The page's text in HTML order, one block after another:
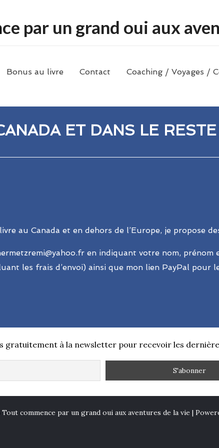
par un grand oui aux
Bonus au livre Contact Coaching / Voyages /
ET DANS LE
au Canada et en dehors de l’Europe, je propose
en indiquant votre nom, prénom
les frais d’envoi) ainsi que mon lien PayPal pour
gratuitement à la newsletter pour recevoir les
commence par un grand oui aux aventures de la vie |